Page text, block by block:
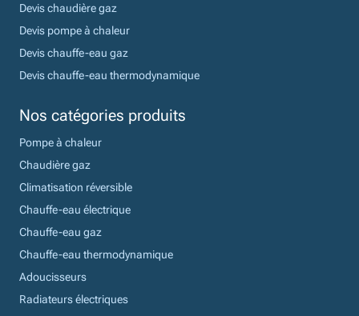
Devis chaudière gaz
Devis pompe à chaleur
Devis chauffe-eau gaz
Devis chauffe-eau thermodynamique
Nos catégories produits
Pompe à chaleur
Chaudière gaz
Climatisation réversible
Chauffe-eau électrique
Chauffe-eau gaz
Chauffe-eau thermodynamique
Adoucisseurs
Radiateurs électriques